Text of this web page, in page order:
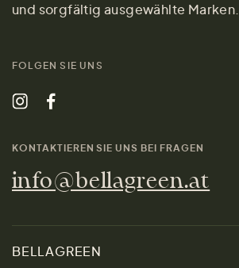
und sorgfältig ausgewählte Marken.
FOLGEN SIE UNS
KONTAKTIEREN SIE UNS BEI FRAGEN
info@bellagreen.at
BELLAGREEN